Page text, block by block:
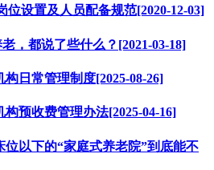
位设置及人员配备规范[2020-12-03]
，都说了些什么？[2021-03-18]
日常管理制度[2025-08-26]
预收费管理办法[2025-04-16]
位以下的“家庭式养老院”到底能不